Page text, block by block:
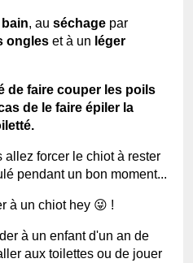
bain, au séchage par
ongles et à un léger
de faire couper les poils
de le faire épiler la
allez forcer le chiot à rester
pendant un bon moment...
à un chiot hey 😜 !
à un enfant d'un an de
aux toilettes ou de jouer